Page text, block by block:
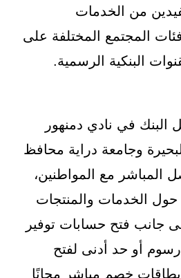
من الخدمات
المجتمع المختلفة على
البنكية الرسمية.
في نادي دمنهور
وجامعة دراية محافظ
المباشر مع المواطنين،
الخدمات والمنتجات
جانب فتح حسابات توفير
أو حد أدنى لفتح
خصم مباشر مجانًا